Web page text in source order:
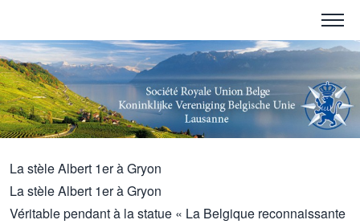
La stèle Albert 1er à Gryon
La stèle Albert 1er à Gryon
Véritable pendant à la statue « La Belgique reconnaissante